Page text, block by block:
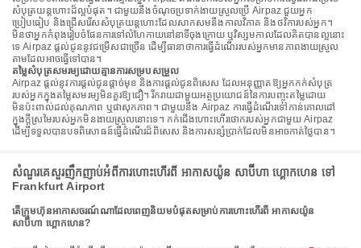
សំបុត្រយន្តហោះដ៏ល្អបំផុត។ ជាមួយនឹងចំណុចប្រទាក់ងាយស្រួលប្រើ Airpaz ជួយអ្នក
ប្រៀបធៀប និងជ្រើសរើសសំបុត្រយន្តហោះដែលសាកសមនឹងកាលវិភាគ និងថវិការបស់អ្នក។
មិនថាអ្នកកំពុងរៀបចំផែនការទៅលំហែកាយនៅនាទីចុងក្រោយ ឬវិស្សមកាលដែលគិតបានល្អនោះ
ទេ Airpaz ផ្តល់ជូននូវជម្រើសជាច្រើន ដើម្បីធានាថាការធ្វើដំណើររបស់អ្នកមានភាពងាយស្រួល
តាមដែលអាចធ្វើទៅបាន។
តម្លៃសំបុត្រសមរម្យដោយគ្មានការសម្របសម្រួល
Airpaz ផ្តល់នូវការផ្តល់ជូនផ្តាច់មុខ និងការផ្តល់ជូនពិសេស ដែលអនុញ្ញាតឱ្យអ្នកកក់សំបុត្រ
របស់អ្នកក្នុងតម្លៃសមរម្យមិនគួរឱ្យជឿ។ រីករាយជាមួយអត្ថប្រយោជន៍នៃការបញ្ចុះតម្លៃដោយ
មិនប៉ះពាល់ដល់គុណភាព ឬផាសុកភាព។ ជាមួយនឹង Airpaz ការធ្វើដំណើរទៅកាន់គោលដៅ
ក្នុងក្តីស្រមៃរបស់អ្នកមិនងាយស្រួលនោះទេ។ កក់ជើងហោះហើរថោករបស់អ្នកជាមួយ Airpaz
ដើម្បីទទួលបានបទពិសោធន៍ធ្វើដំណើរដ៏ពិសេស និងការសន្សំប្រាក់ដែលមិនអាចកាត់ថ្លៃបាន។
សំណួរគេសួរញឹកញាប់អំពីការហោះហើរពី អាកាសយ៉ូន សាប៊ីហា ហ្គោកហេន ទៅ
Frankfurt Airport
តើក្រុមហ៊ុនអាកាសចរណ៍ណាដែលពេញនិយមបំផុតសម្រាប់ការហោះហើរពី អាកាសយ៉ូន
សាប៊ីហា ហ្គោកហេន?